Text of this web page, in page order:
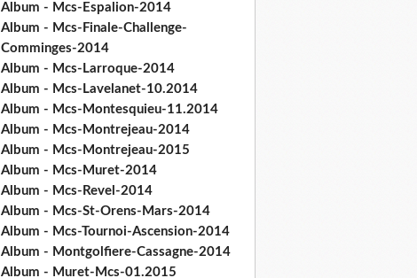
Album - Mcs-Espalion-2014
Album - Mcs-Finale-Challenge-
Comminges-2014
Album - Mcs-Larroque-2014
Album - Mcs-Lavelanet-10.2014
Album - Mcs-Montesquieu-11.2014
Album - Mcs-Montrejeau-2014
Album - Mcs-Montrejeau-2015
Album - Mcs-Muret-2014
Album - Mcs-Revel-2014
Album - Mcs-St-Orens-Mars-2014
Album - Mcs-Tournoi-Ascension-2014
Album - Montgolfiere-Cassagne-2014
Album - Muret-Mcs-01.2015